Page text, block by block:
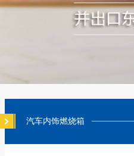
汽车内饰燃烧箱